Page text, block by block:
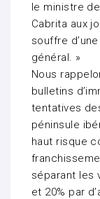
le ministre
Cabrita aux
souffre
général. »
Nous
bulletins
tentatives
péninsule
haut risque
séparant les
et 20% par